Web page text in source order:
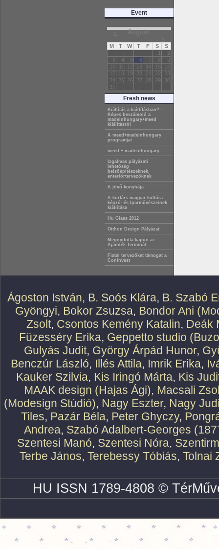
Event
« August
M T W T F S
S
1
2
3
4 5 6 7 8
9
10
11 12 13 14 15
16
17
18 19 20 21 22
23
24
25 26 27 28 29
30
31
Fresh news
Kiállítás a kiállításban? -
Képes beszámoló a
madeinhungary+meed
kiállításról
A meed+madeinhungary
programjai
meed + madeinhungary
Izgalmas pályázati
lehetőség
belsőépítészeknek,
enteriőrtervezőknek
A jövő konyhája
A kortárs magyar kultúra
képző- és Iparművészeinek
kiállítása
Hu Glass 2012
Otthon Design Pályázat
Megnyitotta kapuit az
Ajándék Terminál
Fiatal tervezőket támogat a
Coninvest
Ágoston István, B. Soós Klára, B. Szabó
Gyöngyi, Bokor Zsuzsa, Bondor Ani
Zsolt, Csontos Kemény Katalin, Deák
Füzesséry Erika, Geppetto studio
Gulyás Judit, György Árpád Hunor,
Benczúr László, Illés Attila, Imrik Erika,
Kauker Szilvia, Kis Iringó Márta, Kis
MAAK design (Hajas Ági), Macsali
(Modesign Stúdió), Nagy Eszter, Nagy
Tiles, Pazár Béla, Peter Ghyczy,
Andrea, Szabó Adalbert-Georges
Szentesi Manó, Szentesi Nóra,
Terbe János, Terebessy Tóbiás, Tolnai
HU ISSN 1789-4808 ©